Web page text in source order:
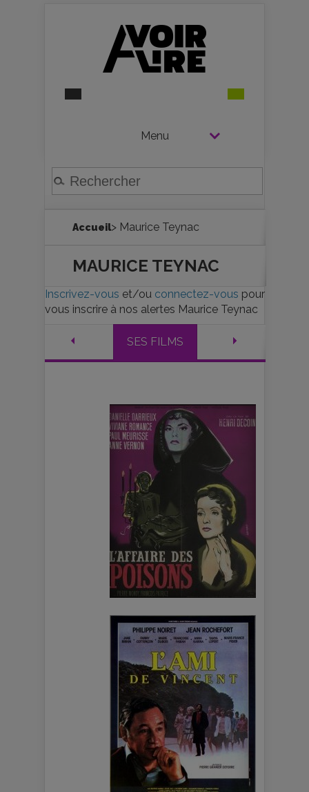
Menu
Accueil> Maurice Teynac
MAURICE TEYNAC
Inscrivez-vous et/ou connectez-vous pour
vous inscrire à nos alertes Maurice Teynac
SES FILMS